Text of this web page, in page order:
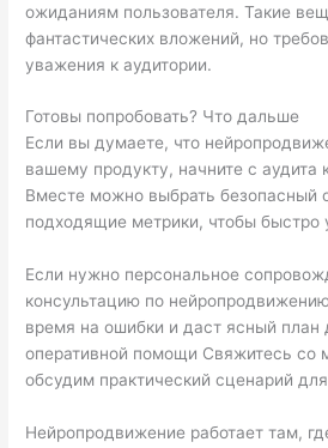
ожиданиям пользователя. Такие
фантастических вложений, но
уважения к аудитории.
Готовы попробовать? Что дальше
Если вы думаете, что
вашему продукту, начните с аудита
Вместе можно выбрать безопасный
подходящие метрики, чтобы быстро
Если нужно персональное
консультацию по
время на ошибки и даст ясный план
оперативной помощи Свяжитесь со
обсудим практический сценарий
Нейропродвижение работает там,